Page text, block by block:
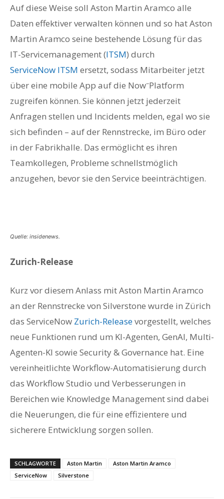
Auf diese Weise soll Aston Martin Aramco alle
Daten effektiver verwalten können und so hat Aston
Martin Aramco seine bestehende Lösung für das
IT-Servicemanagement (ITSM) durch
ServiceNow ITSM ersetzt, sodass Mitarbeiter jetzt
über eine mobile App auf die Now–Platform
zugreifen können. Sie können jetzt jederzeit
Anfragen stellen und Incidents melden, egal wo sie
sich befinden – auf der Rennstrecke, im Büro oder
in der Fabrikhalle. Das ermöglicht es ihren
Teamkollegen, Probleme schnellstmöglich
anzugehen, bevor sie den Service beeinträchtigen.
Quelle: insidenews.
Zurich-Release
Kurz vor diesem Anlass mit Aston Martin Aramco
an der Rennstrecke von Silverstone wurde in Zürich
das ServiceNow Zurich-Releasevorgestellt, welches
neue Funktionen rund um KI-Agenten, GenAI, Multi-
Agenten-KI sowie Security & Governance hat. Eine
vereinheitlichte Workflow-Automatisierung durch
das Workflow Studio und Verbesserungen in
Bereichen wie Knowledge Management sind dabei
die Neuerungen, die für eine effizientere und
sicherere Entwicklung sorgen sollen.
SCHLAGWORTE Aston Martin
Aston Martin Aramco
ServiceNow
Silverstone